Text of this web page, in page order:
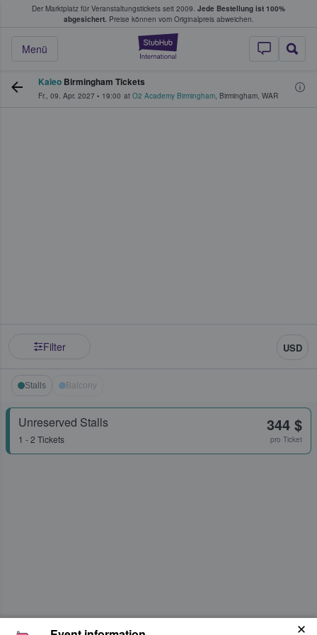
Der Marktplatz für Veranstaltungstickets seit 2009. Jede Bestellung ist 100%
abgesichert. Preise können vom Originalpreis abweichen.
StubHub - Wo
Menü
Tickets kaufen & verkaufen
Kaleo Birmingham Tickets
Fr., 09. Apr. 2027 • 19:00 at O2 Academy Birmingham, Birmingham, WAR
Filter USD
Stalls Balcony
Unreserved Stalls
1 - 2 Tickets
344 $
pro Ticket